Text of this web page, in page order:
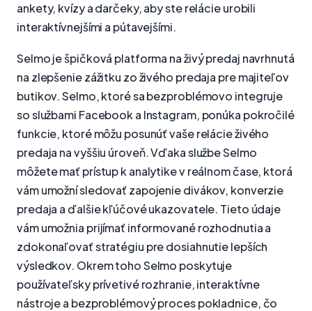
ankety, kvízy a darčeky, aby ste relácie urobili
interaktívnejšími a pútavejšími.
Selmo je špičková platforma na živý predaj navrhnutá
na zlepšenie zážitku zo živého predaja pre majiteľov
butikov. Selmo, ktoré sa bezproblémovo integruje
so službami Facebook a Instagram, ponúka pokročilé
funkcie, ktoré môžu posunúť vaše relácie živého
predaja na vyššiu úroveň. Vďaka službe Selmo
môžete mať prístup k analytike v reálnom čase, ktorá
vám umožní sledovať zapojenie divákov, konverzie
predaja a ďalšie kľúčové ukazovatele. Tieto údaje
vám umožnia prijímať informované rozhodnutia a
zdokonaľovať stratégiu pre dosiahnutie lepších
výsledkov. Okrem toho Selmo poskytuje
používateľsky prívetivé rozhranie, interaktívne
nástroje a bezproblémový proces pokladnice, čo